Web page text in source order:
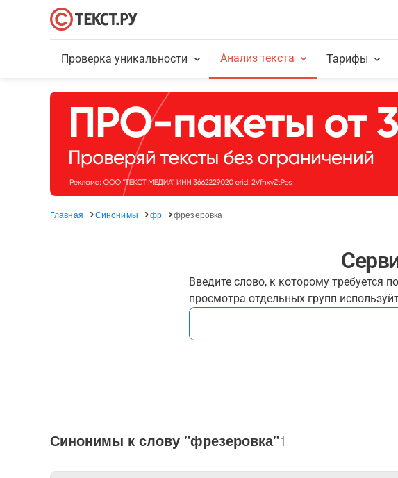
Проверка уникальности Анализ текста Тарифы
Главная Синонимы фр фрезеровка
Введите слово, к которому требуется
просмотра отдельных групп
Синонимы к слову "фрезеровка"1